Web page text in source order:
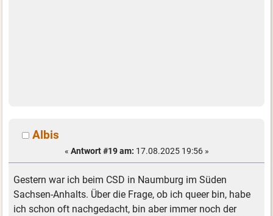
Albis
« Antwort #19 am: 17.08.2025 19:56 »
Gestern war ich beim CSD in Naumburg im Süden
Sachsen-Anhalts. Über die Frage, ob ich queer bin, habe
ich schon oft nachgedacht, bin aber immer noch der